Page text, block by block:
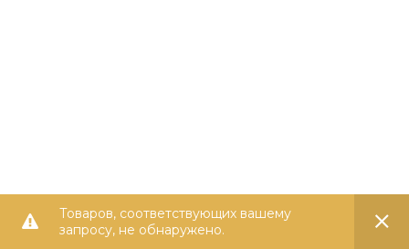
Товаров, соответствующих вашему
запросу, не обнаружено.